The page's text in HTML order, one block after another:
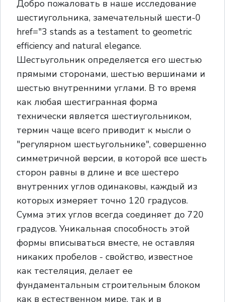
Добро пожаловать в наше исследование
шестиугольника, замечательный шести-0
href="3 stands as a testament to geometric
efficiency and natural elegance.
Шестьугольник определяется его шестью
прямыми сторонами, шестью вершинами и
шестью внутренними углами. В то время
как любая шестигранная форма
технически является шестиугольником,
термин чаще всего приводит к мысли о
"регулярном шестьугольнике", совершенно
симметричной версии, в которой все шесть
сторон равны в длине и все шестеро
внутренних углов одинаковы, каждый из
которых измеряет точно 120 градусов.
Сумма этих углов всегда соединяет до 720
градусов. Уникальная способность этой
формы вписываться вместе, не оставляя
никаких пробелов - свойство, известное
как тестеляция, делает ее
фундаментальным строительным блоком
как в естественном мире, так и в